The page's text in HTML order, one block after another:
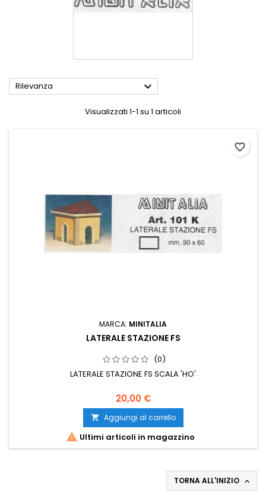
Rilevanza 
Visualizzati 1-1 su 1 articoli
MARCA: MINITALIA
LATERALE STAZIONE FS
(0)
LATERALE STAZIONE FS SCALA 'HO'
20,00 €
 Aggiungi al carrello
 Ultimi articoli in magazzino
favorite_border
TORNA ALL'INIZIO 